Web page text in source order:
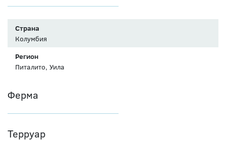
Страна
Колумбия
Регион
Питалито, Уила
Ферма
Терруар